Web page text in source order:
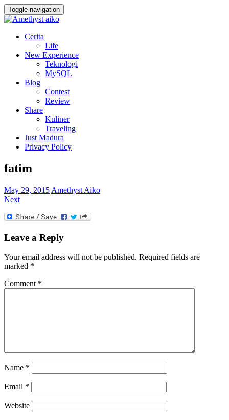
Toggle navigation
Cerita
Life
New Experience
Teknologi
MySQL
Blog
Contest
Review
Share
Kuliner
Traveling
Just Madura
Privacy Policy
fatim
May 29, 2015 Amethyst Aiko
Next
Leave a Reply
Your email address will not be published. Required fields are
marked *
Comment *
Name *
Email *
Website